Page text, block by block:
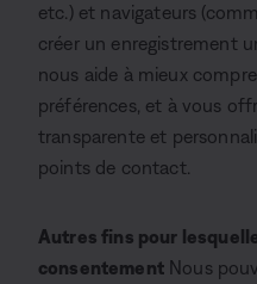
etc.) et navigateurs
créer un enregistrement
nous aide à mieux
préférences, et à vous
transparente et
points de contact.
Autres fins pour
consentement Nous